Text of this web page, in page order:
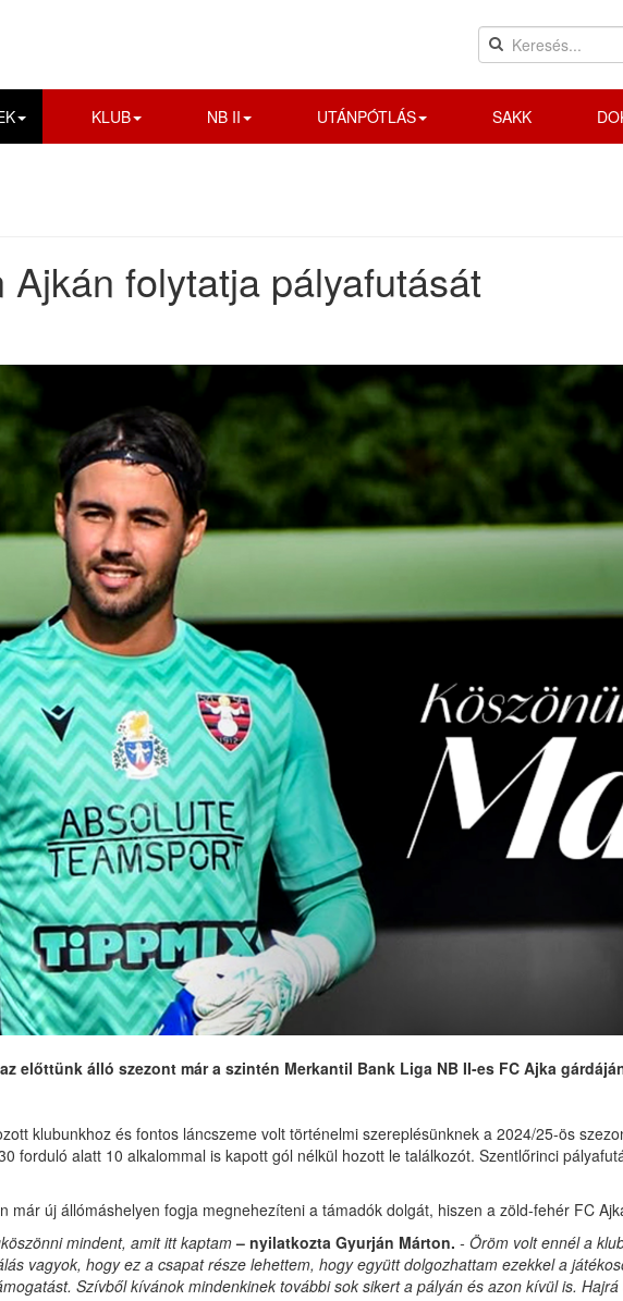
KLUB NB II UTÁNPÓTLÁS SAKK
folytatja pályafutását
előttünk álló szezont már a szintén Merkantil Bank Liga NB II-es FC Ajka
klubunkhoz és fontos láncszeme volt történelmi szereplésünknek a 2024/25-ös
forduló alatt 10 alkalommal is kapott gól nélkül hozott le találkozót. Szentlőrinci
már új állómáshelyen fogja megnehezíteni a támadók dolgát, hiszen a zöld-fehér FC
mindent, amit itt kaptam– nyilatkozta Gyurján Márton. - Öröm volt ennél a
vagyok, hogy ez a csapat része lehettem, hogy együtt dolgozhattam ezekkel a
Szívből kívánok mindenkinek további sok sikert a pályán és azon kívül is. Hajrá